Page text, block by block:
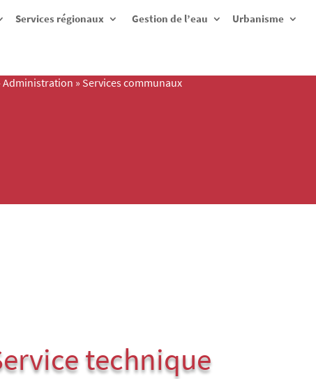
Services régionaux Gestion de l’eau Urbanisme
Administration » Services communaux
technique